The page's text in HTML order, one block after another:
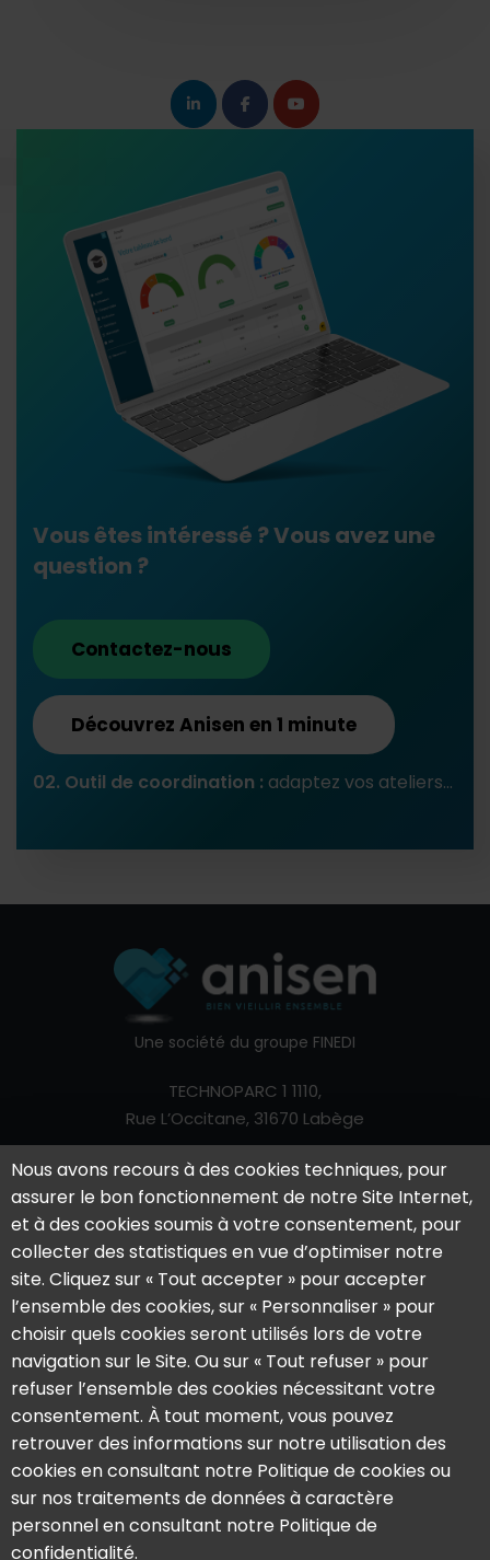
Vous êtes intéressé ? Vous avez une
question ?
Contactez-nous
Découvrez Anisen en 1 minute
02. Outil de coordination : adaptez vos ateliers...
Une société du groupe FINEDI
TECHNOPARC 1 1110,
Rue L’Occitane, 31670 Labège
Tel: 05 62 79 83 75
La société
L’aventure Anisen
Actualités
Témoignages
Demander une démo
Contact
Nos offres
Notre solution
Notre offre
Nos formations
Restez informé !
Nous avons recours à des cookies techniques, pour
assurer le bon fonctionnement de notre Site Internet,
et à des cookies soumis à votre consentement, pour
collecter des statistiques en vue d’optimiser notre
site. Cliquez sur « Tout accepter » pour accepter
l’ensemble des cookies, sur « Personnaliser » pour
choisir quels cookies seront utilisés lors de votre
navigation sur le Site. Ou sur « Tout refuser » pour
refuser l’ensemble des cookies nécessitant votre
consentement. À tout moment, vous pouvez
retrouver des informations sur notre utilisation des
cookies en consultant notre Politique de cookies ou
sur nos traitements de données à caractère
personnel en consultant notre Politique de
confidentialité.